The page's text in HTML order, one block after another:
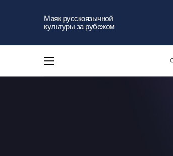
Маяк русскоязычной
культуры за рубежом